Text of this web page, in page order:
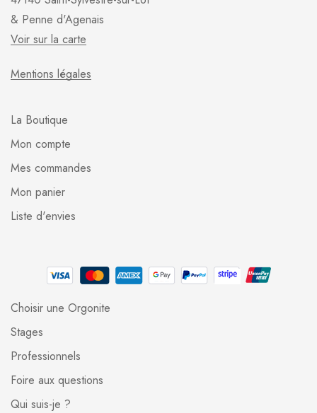
& Penne d'Agenais
Voir sur la carte
Mentions légales
La Boutique
Mon compte
Mes commandes
Mon panier
Liste d'envies
Choisir une Orgonite
Stages
Professionnels
Foire aux questions
Qui suis-je ?